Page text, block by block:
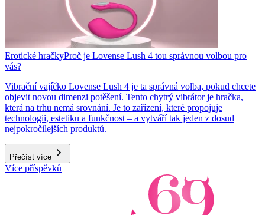
Erotické hračkyProč je Lovense Lush 4 tou správnou volbou pro
vás?
Vibrační vajíčko Lovense Lush 4 je ta správná volba, pokud chcete
objevit novou dimenzi potěšení. Tento chytrý vibrátor je hračka,
která na trhu nemá srovnání. Je to zařízení, které propojuje
technologii, estetiku a funkčnost – a vytváří tak jeden z dosud
nejpokročilejších produktů.
Přečíst více
Více příspěvků